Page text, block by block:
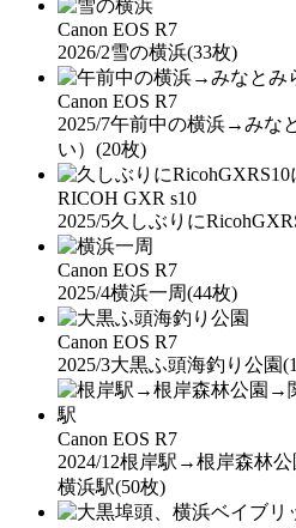
Canon EOS R7
2026/2雪の横浜(33枚)
Canon EOS R7
2025/7午前中の横浜→みな
い） (20枚)
RICOH GXR s10
2025/5久しぶりに
Canon EOS R7
2025/4横浜一周(44枚)
Canon EOS R7
2025/3大黒ふ頭海釣り公園
Canon EOS R7
2024/12根岸駅→根岸森林
横浜駅(50枚)